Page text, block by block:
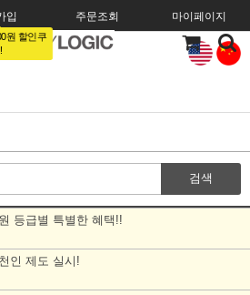
입
원 할인쿠
주문조회 마이페이지
검색
등급별 특별한 혜택!!
인 제도 실시!